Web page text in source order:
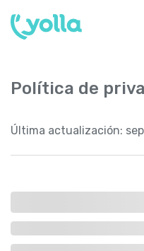
Política de
Última actualización: